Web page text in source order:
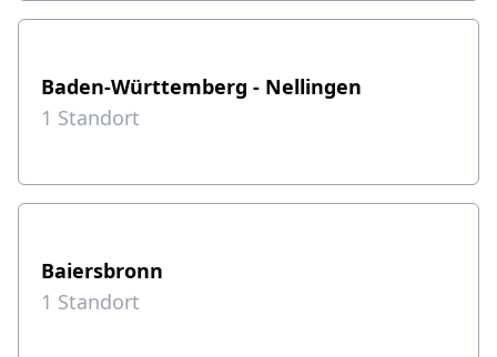
Baden-Württemberg - Nellingen
1 Standort
Baiersbronn
1 Standort